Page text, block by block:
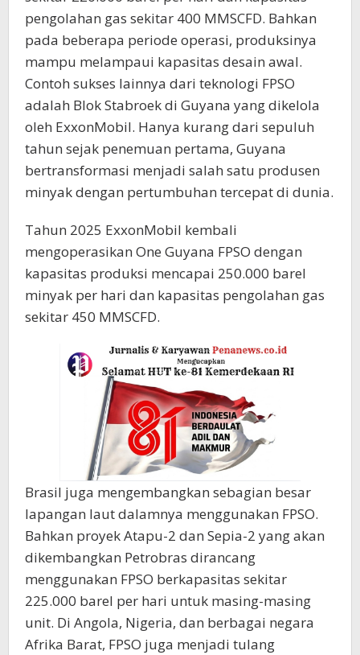
pengolahan gas sekitar 400 MMSCFD. Bahkan
pada beberapa periode operasi, produksinya
mampu melampaui kapasitas desain awal.
Contoh sukses lainnya dari teknologi FPSO
adalah Blok Stabroek di Guyana yang dikelola
oleh ExxonMobil. Hanya kurang dari sepuluh
tahun sejak penemuan pertama, Guyana
bertransformasi menjadi salah satu produsen
minyak dengan pertumbuhan tercepat di dunia.
Tahun 2025 ExxonMobil kembali
mengoperasikan One Guyana FPSO dengan
kapasitas produksi mencapai 250.000 barel
minyak per hari dan kapasitas pengolahan gas
sekitar 450 MMSCFD.
Brasil juga mengembangkan sebagian besar
lapangan laut dalamnya menggunakan FPSO.
Bahkan proyek Atapu-2 dan Sepia-2 yang akan
dikembangkan Petrobras dirancang
menggunakan FPSO berkapasitas sekitar
225.000 barel per hari untuk masing-masing
unit. Di Angola, Nigeria, dan berbagai negara
Afrika Barat, FPSO juga menjadi tulang